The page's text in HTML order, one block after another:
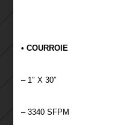
• COURROIE
– 1″ X 30″
– 3340 SFPM